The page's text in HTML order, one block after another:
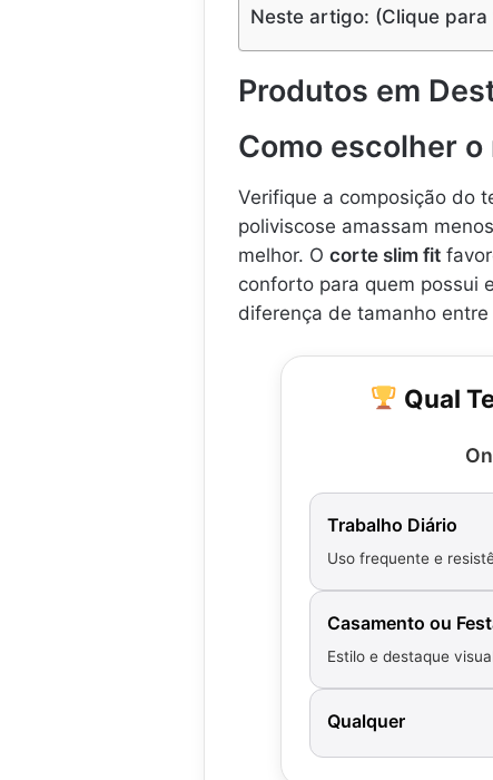
Neste artigo: (Clique para
Produtos em
Como escolher
Verifique a composição do
poliviscose amassam
melhor. O corte slim fit
conforto para quem possui
diferença de tamanho
Qual
Trabalho Diário
Uso frequente e
Casamento ou
Estilo e destaque
Qualquer